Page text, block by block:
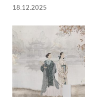
18.12.2025